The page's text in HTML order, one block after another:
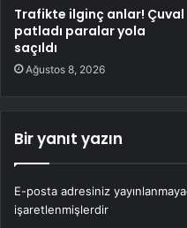
Trafikte ilginç anlar! Çuval
patladı paralar yola
saçıldı
Ağustos 8, 2026
Bir yanıt yazın
E-posta adresiniz
işaretlenmişlerdir